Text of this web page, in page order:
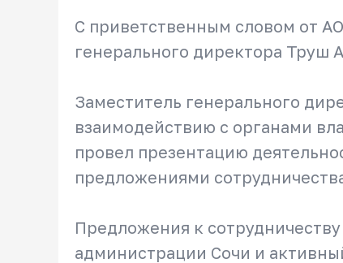
С приветственным словом от
генерального директора Труш
Заместитель генерального
взаимодействию с органами
провел презентацию
предложениями
Предложения к
администрации Сочи и